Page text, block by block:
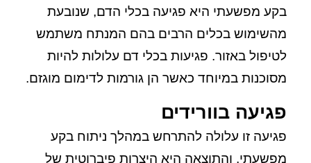
בקע מפשעתי היא פגיעה בכלי הדם, שנובעת
מהשימוש בכלים הרבים בהם המנתח משתמש
לטיפול באזור. פגיעות בכלי דם עלולות להיות
מסוכנות במיוחד כאשר הן גורמות לדימום מוגזם.
פגיעה בוורידים
פגיעה זו עלולה להתרחש במהלך ניתוח בקע
מפשעתי, והתוצאה היא היצרות פיברוטית של